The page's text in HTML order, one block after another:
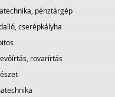
pénztárgép
cserépkályha
rovarírtás